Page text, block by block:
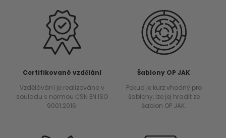
Certifikované vzdělání
Vzdělávání je realizováno v
souladu s normou ČSN EN ISO
9001:2016.
Šablony OP JAK
Pokud je kurz vhodný pro
šablony, lze jej hradit ze
šablon OP JAK.